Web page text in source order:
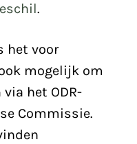
.
het voor
mogelijk om
het ODR-
Commissie.